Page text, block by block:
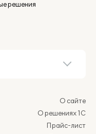
решения
О сайте
О решениях 1С
Прайс-лист